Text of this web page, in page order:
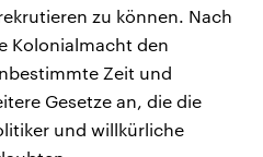
zu können. Nach
Kolonialmacht den
Zeit und
Gesetze an, die die
und willkürliche